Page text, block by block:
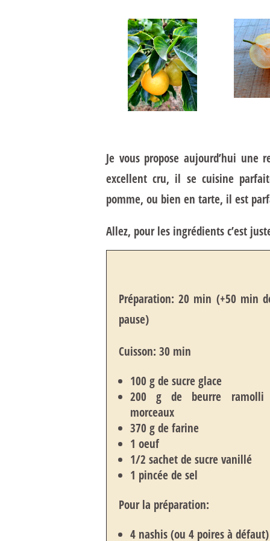
Je vous propose aujourd’hui
excellent cru, il se cuisine
pomme, ou bien en tarte, il est
Allez, pour les ingrédients c’est
Préparation: 20 min (+50 min
pause)
Cuisson: 30 min
100 g de sucre glace
200 g de beurre ramolli
morceaux
370 g de farine
1 oeuf
1/2 sachet de sucre vanillé
1 pincée de sel
Pour la préparation:
4 nashis (ou 4 poires à défaut)